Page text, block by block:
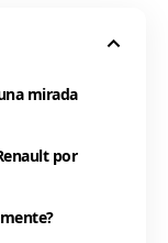
mirada
por